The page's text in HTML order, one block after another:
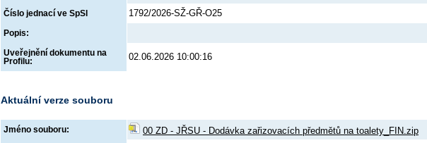
Číslo jednací ve SpSl 1792/2026-SŽ-GŘ-O25
Popis:
Uveřejnění dokumentu na
Profilu:
02.06.2026 10:00:16
Aktuální verze souboru
Jméno souboru: 00 ZD - JŘSU - Dodávka zařizovacích předmětů na toalety_FIN.zip